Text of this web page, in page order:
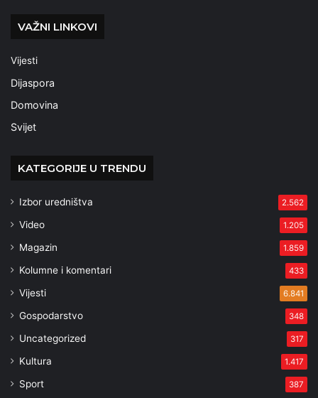
VAŽNI LINKOVI
Vijesti
Dijaspora
Domovina
Svijet
KATEGORIJE U TRENDU
Izbor uredništva 2.562
Video 1.205
Magazin 1.859
Kolumne i komentari 433
Vijesti 6.841
Gospodarstvo 348
Uncategorized 317
Kultura 1.417
Sport 387